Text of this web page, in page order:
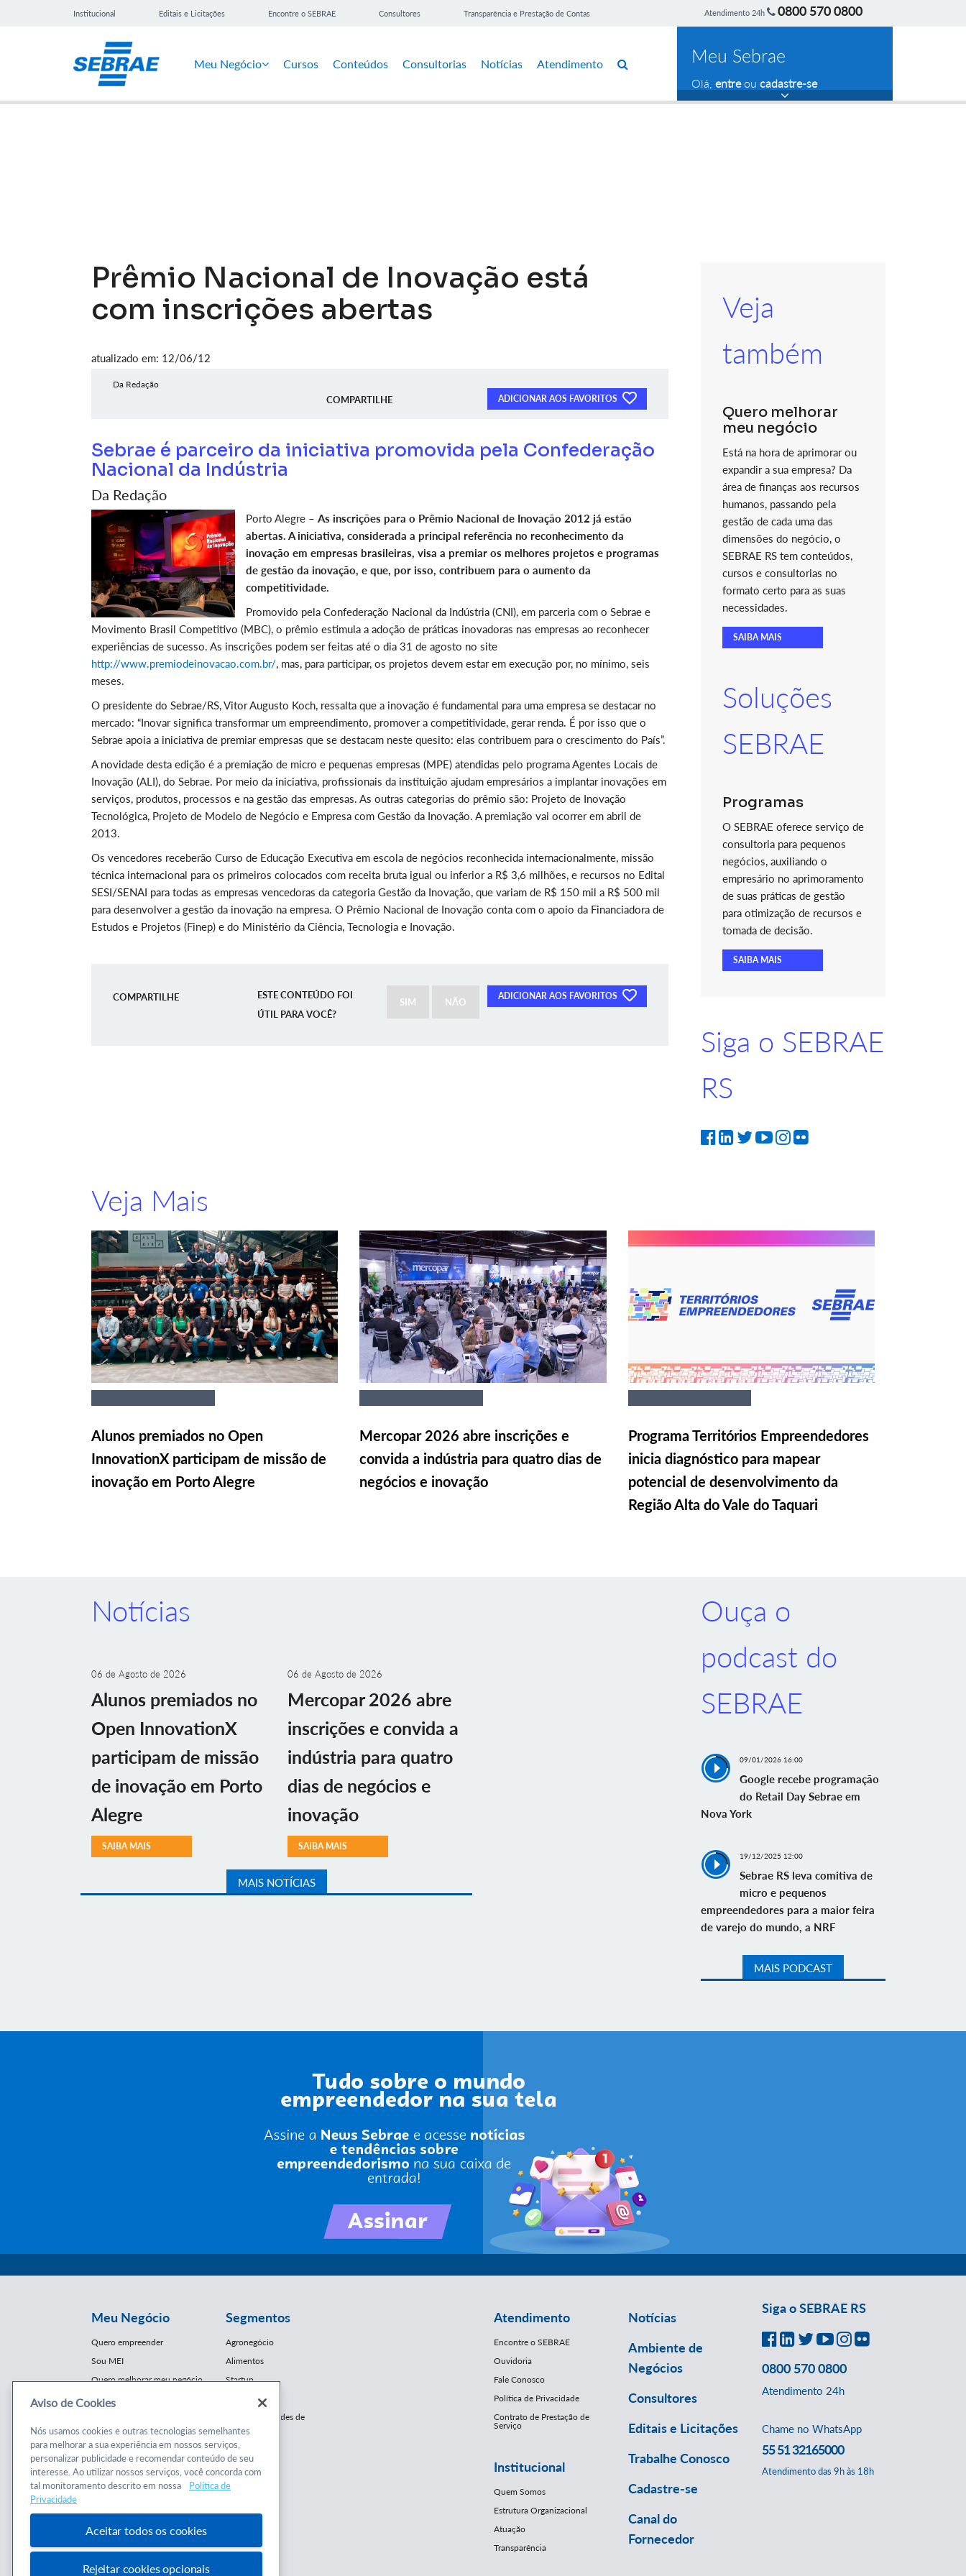
Institucional Editais e Licitações Encontre o SEBRAE Consultores Transparência e Prestação de Contas Atendimento 24h 0800 570 0800
Meu Negócio Cursos Conteúdos Consultorias Notícias Atendimento Meu Sebrae
Olá, entreou cadastre-se
Prêmio Nacional de Inovação está
com inscrições abertas
atualizado em: 12/06/12
Da Redação
COMPARTILHE ADICIONAR AOS FAVORITOS
Sebrae é parceiro da iniciativa promovida pela Confederação
Nacional da Indústria
Da Redação
Porto Alegre – As inscrições para o Prêmio Nacional de Inovação 2012 já estão
abertas. A iniciativa, considerada a principal referência no reconhecimento da
inovação em empresas brasileiras, visa a premiar os melhores projetos e programas
de gestão da inovação, e que, por isso, contribuem para o aumento da
competitividade.
Promovido pela Confederação Nacional da Indústria (CNI), em parceria com o Sebrae e
Movimento Brasil Competitivo (MBC), o prêmio estimula a adoção de práticas inovadoras nas empresas ao reconhecer
experiências de sucesso. As inscrições podem ser feitas até o dia 31 de agosto no site
http://www.premiodeinovacao.com.br/, mas, para participar, os projetos devem estar em execução por, no mínimo, seis
meses.
O presidente do Sebrae/RS, Vitor Augusto Koch, ressalta que a inovação é fundamental para uma empresa se destacar no
mercado: “Inovar significa transformar um empreendimento, promover a competitividade, gerar renda. É por isso que o
Sebrae apoia a iniciativa de premiar empresas que se destacam neste quesito: elas contribuem para o crescimento do País”.
A novidade desta edição é a premiação de micro e pequenas empresas (MPE) atendidas pelo programa Agentes Locais de
Inovação (ALI), do Sebrae. Por meio da iniciativa, profissionais da instituição ajudam empresários a implantar inovações em
serviços, produtos, processos e na gestão das empresas. As outras categorias do prêmio são: Projeto de Inovação
Tecnológica, Projeto de Modelo de Negócio e Empresa com Gestão da Inovação. A premiação vai ocorrer em abril de
2013.
Os vencedores receberão Curso de Educação Executiva em escola de negócios reconhecida internacionalmente, missão
técnica internacional para os primeiros colocados com receita bruta igual ou inferior a R$ 3,6 milhões, e recursos no Edital
SESI/SENAI para todas as empresas vencedoras da categoria Gestão da Inovação, que variam de R$ 150 mil a R$ 500 mil
para desenvolver a gestão da inovação na empresa. O Prêmio Nacional de Inovação conta com o apoio da Financiadora de
Estudos e Projetos (Finep) e do Ministério da Ciência, Tecnologia e Inovação.
COMPARTILHE ADICIONAR AOS FAVORITOS
ESTE CONTEÚDO FOI
ÚTIL PARA VOCÊ?
SIM NÃO
Veja
também
Quero melhorar
meu negócio
Está na hora de aprimorar ou
expandir a sua empresa? Da
área de finanças aos recursos
humanos, passando pela
gestão de cada uma das
dimensões do negócio, o
SEBRAE RS tem conteúdos,
cursos e consultorias no
formato certo para as suas
necessidades.
SAIBA MAIS
Soluções
SEBRAE
Programas
O SEBRAE oferece serviço de
consultoria para pequenos
negócios, auxiliando o
empresário no aprimoramento
de suas práticas de gestão
para otimização de recursos e
tomada de decisão.
SAIBA MAIS
Siga o SEBRAE
RS
Veja Mais
Alunos premiados no Open
InnovationX participam de missão de
inovação em Porto Alegre
Mercopar 2026 abre inscrições e
convida a indústria para quatro dias de
negócios e inovação
Programa Territórios Empreendedores
inicia diagnóstico para mapear
potencial de desenvolvimento da
Região Alta do Vale do Taquari
Notícias
06 de Agosto de 2026
Alunos premiados no
Open InnovationX
participam de missão
de inovação em Porto
Alegre
SAIBA MAIS
06 de Agosto de 2026
Mercopar 2026 abre
inscrições e convida a
indústria para quatro
dias de negócios e
inovação
SAIBA MAIS
MAIS NOTÍCIAS
Ouça o
podcast do
SEBRAE
09/01/2026 16:00
Google recebe programação
do Retail Day Sebrae em
Nova York
19/12/2025 12:00
Sebrae RS leva comitiva de
micro e pequenos
empreendedores para a maior feira
de varejo do mundo, a NRF
MAIS PODCAST
Meu Negócio
Quero empreender
Sou MEI
Quero melhorar meu negócio
Conteúdos
Cursos
Consultorias
Segmentos
Agronegócio
Alimentos
Startup
E-Commerce
Franquias / Redes de
Cooperação
Moda
Moveleiro
Saúde
Mercopar
Atendimento
Encontre o SEBRAE
Ouvidoria
Fale Conosco
Política de Privacidade
Contrato de Prestação de
Serviço
Institucional
Quem Somos
Estrutura Organizacional
Atuação
Transparência
Notícias
Ambiente de
Negócios
Consultores
Editais e Licitações
Trabalhe Conosco
Cadastre-se
Canal do
Fornecedor
Siga o SEBRAE RS
0800 570 0800
Atendimento 24h
Chame no WhatsApp
55 51 32165000
Atendimento das 9h às 18h
Aviso de Cookies
Nós usamos cookies e outras tecnologias semelhantes
para melhorar a sua experiência em nossos serviços,
personalizar publicidade e recomendar conteúdo de seu
interesse. Ao utilizar nossos serviços, você concorda com
tal monitoramento descrito em nossa
Política de
Privacidade
Aceitar todos os cookies
Rejeitar cookies opcionais